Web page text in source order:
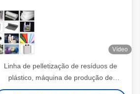
Vídeo
Linha de pelletização de resíduos de
plástico, máquina de produção de
grânulos de PE e PP até 1000 kg/h